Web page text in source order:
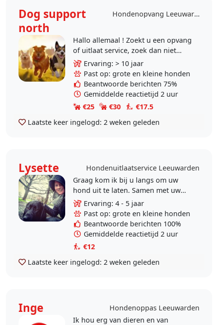
Dog support
north
Hondenopvang Leeuwarden
Hallo allemaal ! Zoekt u een opvang
of uitlaat service, zoek dan niet
verder en contact met mij 😀
opvang in huiselijke sfeer : Honden
krijgen..
Ervaring: > 10 jaar
Past op: grote en kleine honden
Beantwoorde berichten 75%
Gemiddelde reactietijd 2 uur
€25
€30
€17.5
Laatste keer ingelogd: 2 weken geleden
Lysette
Hondenuitlaatservice Leeuwarden
Graag kom ik bij u langs om uw
hond uit te laten. Samen met uw
hond loop ik een grote of een
kleine ronde bij u door de buurt.
Als uw hond mee kan in..
Ervaring: 4 - 5 jaar
Past op: grote en kleine honden
Beantwoorde berichten 100%
Gemiddelde reactietijd 2 uur
€12
Laatste keer ingelogd: 2 weken geleden
Inge
Hondenoppas Leeuwarden
Ik hou erg van dieren en van